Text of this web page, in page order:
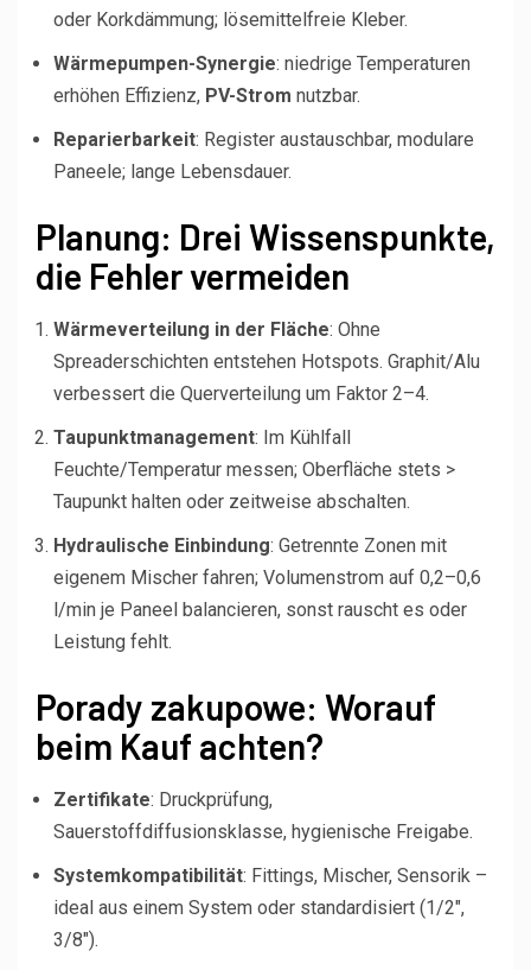
oder Korkdämmung; lösemittelfreie Kleber.
Wärmepumpen-Synergie: niedrige Temperaturen
erhöhen Effizienz, PV-Strom nutzbar.
Reparierbarkeit: Register austauschbar, modulare
Paneele; lange Lebensdauer.
Planung: Drei Wissenspunkte,
die Fehler vermeiden
Wärmeverteilung in der Fläche: Ohne
Spreaderschichten entstehen Hotspots. Graphit/Alu
verbessert die Querverteilung um Faktor 2–4.
Taupunktmanagement: Im Kühlfall
Feuchte/Temperatur messen; Oberfläche stets >
Taupunkt halten oder zeitweise abschalten.
Hydraulische Einbindung: Getrennte Zonen mit
eigenem Mischer fahren; Volumenstrom auf 0,2–0,6
l/min je Paneel balancieren, sonst rauscht es oder
Leistung fehlt.
Porady zakupowe: Worauf
beim Kauf achten?
Zertifikate: Druckprüfung,
Sauerstoffdiffusionsklasse, hygienische Freigabe.
Systemkompatibilität: Fittings, Mischer, Sensorik –
ideal aus einem System oder standardisiert (1/2″,
3/8″).